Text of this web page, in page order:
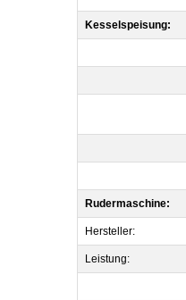
Kesselspeisung:
Rudermaschine:
Hersteller:
Leistung: